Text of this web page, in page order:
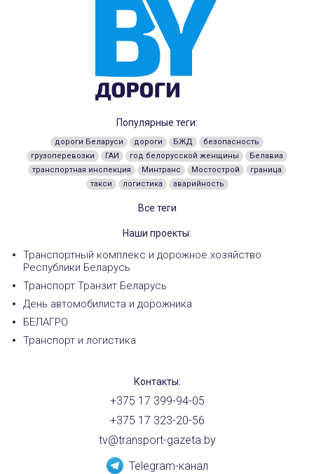
Популярные теги:
дороги Беларуси дороги БЖД
безопасность
грузоперевозки
ГАИ год белорусской женщины
Белавиа
транспортная инспекция
Минтранс Мостострой
граница
такси
логистика аварийность
Все теги
Наши проекты:
Транспортный комплекс и дорожное хозяйство
Республики Беларусь
Транспорт Транзит Беларусь
День автомобилиста и дорожника
БЕЛАГРО
Транспорт и логистика
Контакты:
+375 17 399-94-05
+375 17 323-20-56
tv@transport-gazeta.by
Telegram-канал